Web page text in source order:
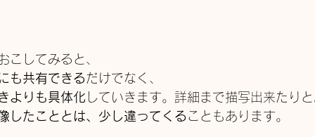
こしてみると、
も共有できる だけでなく、
よりも具体化 していきます。詳細まで描写出来たり
したこととは、少し違ってくる こともあります。